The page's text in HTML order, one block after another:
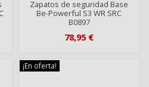
Zapatos de seguridad Base
Be-Powerful S3 WR SRC
B0897
78,95 €
¡En oferta!